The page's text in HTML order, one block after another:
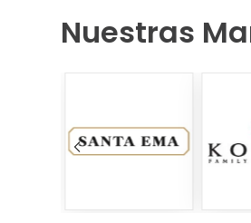
Nuestras